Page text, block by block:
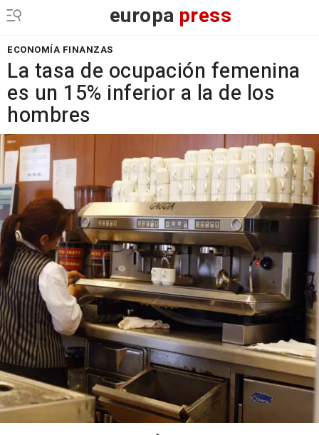
europa press
ECONOMÍA FINANZAS
La tasa de ocupación femenina
es un 15% inferior a la de los
hombres